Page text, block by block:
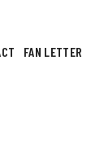
FAN LETTER